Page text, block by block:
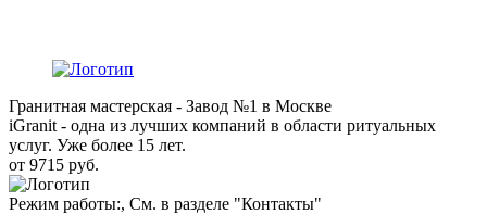
Гранитная мастерская - Завод №1 в Москве
iGranit - одна из лучших компаний в области ритуальных
услуг. Уже более 15 лет.
от 9715 руб.
Режим работы:, См. в разделе "Контакты"